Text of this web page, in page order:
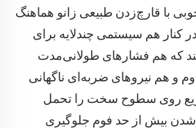
با قارچ‌زدن طبیعی زانو هماهنگ
کنار هم سیستمی چندلایه برای
که هم فشارهای طولانی‌مدت
و هم نیروهای ضربه‌ای ناگهانی
روی سطوح سخت را تحمل
بیش از حد فوم جلوگیری